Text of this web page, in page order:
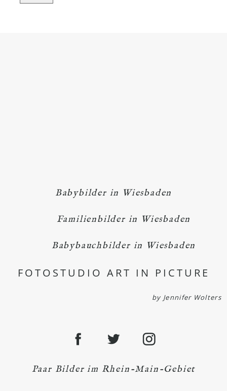
Babybilder in Wiesbaden
Familienbilder in Wiesbaden
Babybauchbilder in Wiesbaden
FOTOSTUDIO ART IN PICTURE
by Jennifer Wolters
Paar Bilder im Rhein-Main-Gebiet